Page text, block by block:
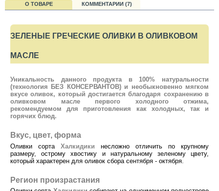
О ТОВАРЕ КОММЕНТАРИИ (7)
ЗЕЛЕНЫЕ ГРЕЧЕСКИЕ ОЛИВКИ В ОЛИВКОВОМ
МАСЛЕ
Уникальность данного продукта в 100% натуральности
(технология БЕЗ КОНСЕРВАНТОВ) и необыкновенно мягком
вкусе оливок, который достигается благодаря сохранению в
оливковом масле первого холодного отжима,
рекомендуемом для приготовления как холодных, так и
горячих блюд.
Вкус, цвет, форма
Оливки сорта Халкидики несложно отличить по крупному
размеру, острому хвостику и натуральному зеленому цвету,
который характерен для оливок сбора сентября - октября.
Регион произрастания